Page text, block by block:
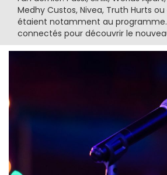
Medhy Custos, Nivea, Truth Hurts
étaient notamment au programme.
connectés pour découvrir le